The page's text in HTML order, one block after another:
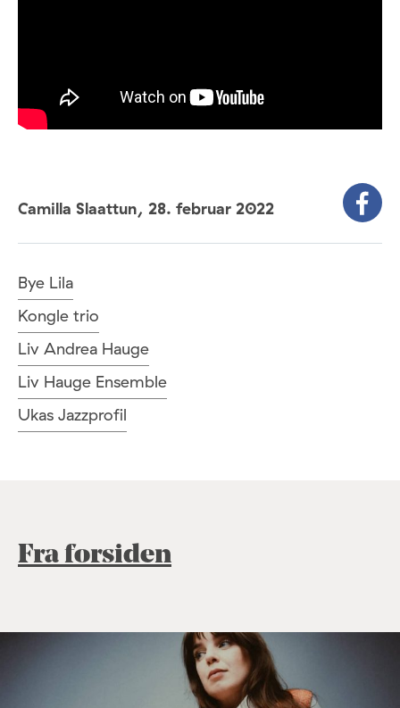
Camilla Slaattun, 28. februar 2022
Bye Lila
Kongle trio
Liv Andrea Hauge
Liv Hauge Ensemble
Ukas Jazzprofil
Fra forsiden